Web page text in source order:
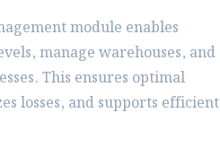
module enables
manage warehouses, and
This ensures optimal
losses, and supports efficient